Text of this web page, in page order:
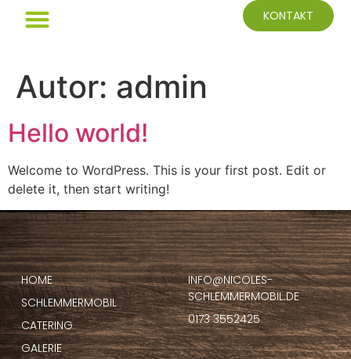
KONTAKT
Autor: admin
Hello world!
Welcome to WordPress. This is your first post. Edit or
delete it, then start writing!
HOME
SCHLEMMERMOBIL
CATERING
GALERIE
INFO@NICOLES-
SCHLEMMERMOBIL.DE
0173 3552425